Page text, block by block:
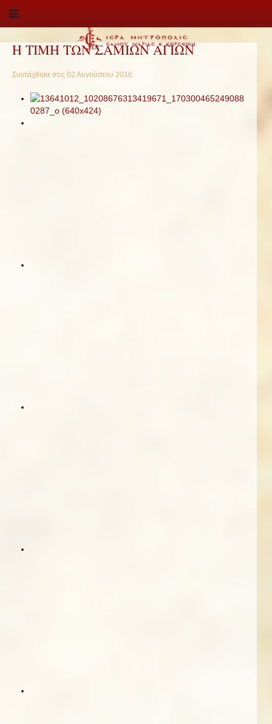
Η ΤΙΜΗ ΤΩΝ ΣΑΜΙΩΝ ΑΓΙΩΝ
Συντάχθηκε στις 02 Αυγούστου 2016.